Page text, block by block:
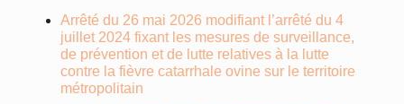
Arrêté du 26 mai 2026 modifiant l’arrêté du 4
juillet 2024 fixant les mesures de surveillance,
de prévention et de lutte relatives à la lutte
contre la fièvre catarrhale ovine sur le territoire
métropolitain